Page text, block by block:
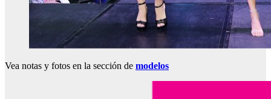
Vea notas y fotos en la sección de modelos